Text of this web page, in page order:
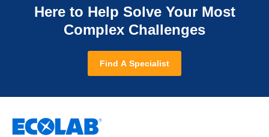
Here to Help Solve Your Most
Complex Challenges
Find A Specialist